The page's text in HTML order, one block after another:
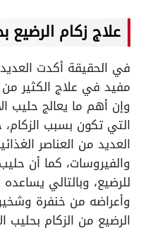
علاج زكام الرضيع
في الحقيقة أكدت
مفيد في علاج الكثير
وإن أهم ما يعالج حليب
التي تكون بسبب
العديد من العناصر
والفيروسات، كما أن
للرضيع، وبالتالي
وأعراضه من خنفرة
الرضيع من الزكام بحليب